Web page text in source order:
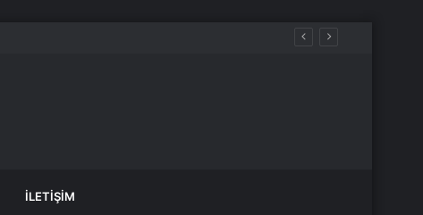
İLETIŞIM